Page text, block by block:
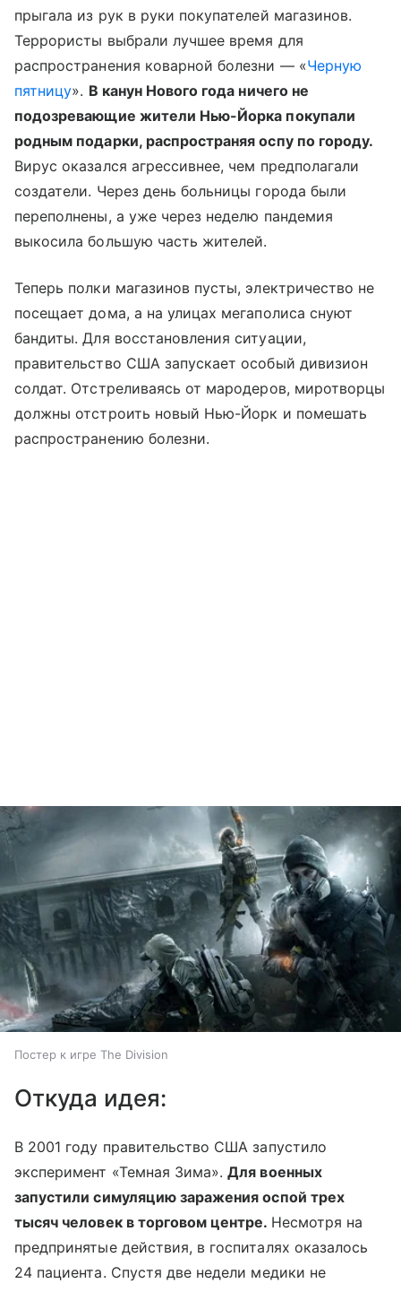
прыгала из рук в руки покупателей магазинов.
Террористы выбрали лучшее время для
распространения коварной болезни — «Черную
пятницу». В канун Нового года ничего не
подозревающие жители Нью-Йорка покупали
родным подарки, распространяя оспу по городу.
Вирус оказался агрессивнее, чем предполагали
создатели. Через день больницы города были
переполнены, а уже через неделю пандемия
выкосила большую часть жителей.
Теперь полки магазинов пусты, электричество не
посещает дома, а на улицах мегаполиса снуют
бандиты. Для восстановления ситуации,
правительство США запускает особый дивизион
солдат. Отстреливаясь от мародеров, миротворцы
должны отстроить новый Нью-Йорк и помешать
распространению болезни.
Постер к игре The Division
Откуда идея:
В 2001 году правительство США запустило
эксперимент «Темная Зима».Для военных
запустили симуляцию заражения оспой трех
тысяч человек в торговом центре. Несмотря на
предпринятые действия, в госпиталях оказалось
24 пациента. Спустя две недели медики не